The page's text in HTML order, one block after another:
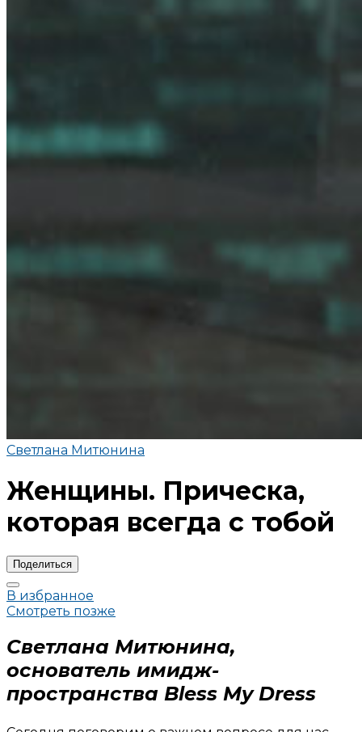
Светлана Митюнина
Женщины. Прическа,
которая всегда с тобой
Поделиться
В избранное
Смотреть позже
Светлана Митюнина,
основатель имидж-
пространства Bless My Dress